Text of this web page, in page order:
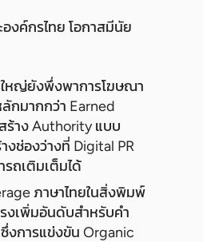
งค์กรไทย โอกาสมีนัย
หญ่ยังพึ่งพาการโฆษณา
กมากกว่า Earned
ร้าง Authority แบบ
ช่องว่างที่ Digital PR
รถเติมเต็มได้
ภาษาไทยในสิ่งพิมพ์
งเพิ่มอันดับสำหรับคำ
งการแข่งขัน Organic